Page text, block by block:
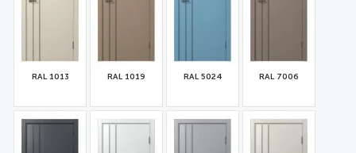
RAL 1013
32299
RAL 1019
32301
RAL 5024
32302
RAL 7006
32304